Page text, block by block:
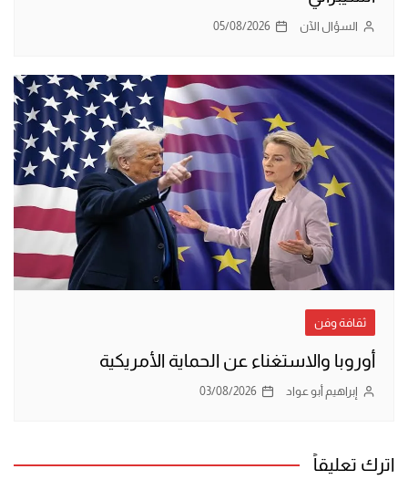
السؤال الآن 05/08/2026
ثقافة وفن
أوروبا والاستغناء عن الحماية الأمريكية
إبراهيم أبو عواد 03/08/2026
اترك تعليقاً